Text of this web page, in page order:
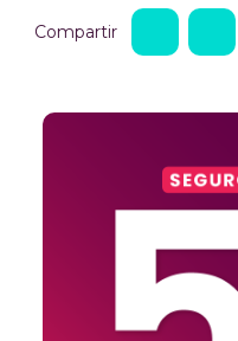
Compartir